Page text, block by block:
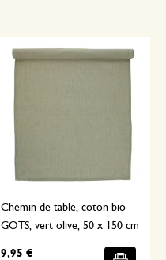
Chemin de table, coton bio
GOTS, vert olive, 50 x 150 cm
9,95 €